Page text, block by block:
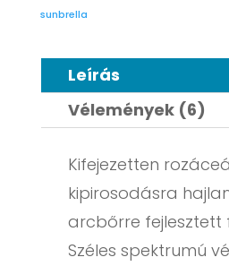
sunbrella
Leírás
Vélemények (6)
Kifejezetten
kipirosodásra
arcbőrre fejlesztett
Széles spektrumú